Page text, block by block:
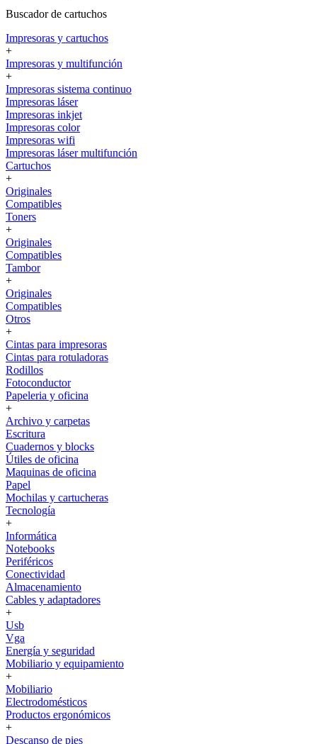
Buscador de cartuchos
Impresoras y cartuchos
+
Impresoras y multifunción
+
Impresoras sistema continuo
Impresoras láser
Impresoras inkjet
Impresoras color
Impresoras wifi
Impresoras láser multifunción
Cartuchos
+
Originales
Compatibles
Toners
+
Originales
Compatibles
Tambor
+
Originales
Compatibles
Otros
+
Cintas para impresoras
Cintas para rotuladoras
Rodillos
Fotoconductor
Papeleria y oficina
+
Archivo y carpetas
Escritura
Cuadernos y blocks
Útiles de oficina
Maquinas de oficina
Papel
Mochilas y cartucheras
Tecnología
+
Informática
Notebooks
Periféricos
Conectividad
Almacenamiento
Cables y adaptadores
+
Usb
Vga
Energía y seguridad
Mobiliario y equipamiento
+
Mobiliario
Electrodomésticos
Productos ergonómicos
+
Descanso de pies